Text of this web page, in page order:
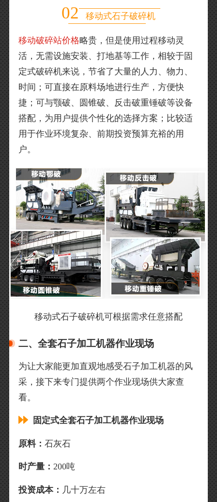
02 移动式石子破碎机
移动破碎站价格略贵，但是使用过程移动灵
活，无需设施安装、打地基等工作，相较于固
定式破碎机来说，节省了大量的人力、物力、
时间；可直接在原料场地进行生产，方便快
捷；可与颚破、圆锥破、反击破重锤破等设备
搭配，为用户提供个性化的选择方案；比较适
用于作业环境复杂、前期投资预算充裕的用
户。
移动式石子破碎机可根据需求任意搭配
二、全套石子加工机器作业现场
为让大家能更加直观地感受石子加工机器的风
采，接下来专门提供两个作业现场供大家查
看。
固定式全套石子加工机器作业现场
原料：石灰石
时产量：200吨
投资成本： 几十万左右